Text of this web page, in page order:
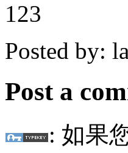
123
Posted by:
Post a
: 如果